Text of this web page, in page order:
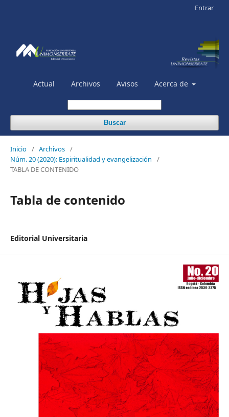
Actual Archivos Avisos Acerca de
Buscar
Entrar
Inicio / Archivos /
Núm. 20 (2020): Espiritualidad y evangelización
/
TABLA DE CONTENIDO
Tabla de contenido
Editorial Universitaria